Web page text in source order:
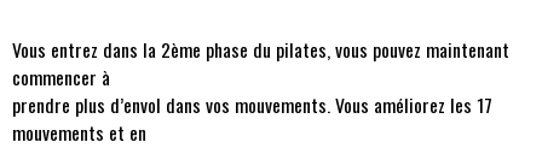
Vous entrez dans la 2ème phase du pilates, vous pouvez maintenant
commencer à
prendre plus d’envol dans vos mouvements. Vous améliorez les 17
mouvements et en